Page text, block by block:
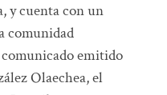
y cuenta con un
comunidad
emitido
Olaechea, el